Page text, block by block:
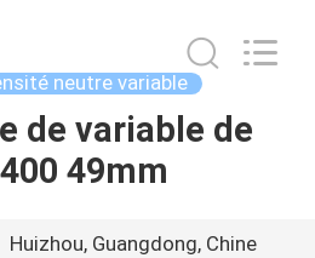
neutre variable
de variable de
49mm
Huizhou, Guangdong, Chine